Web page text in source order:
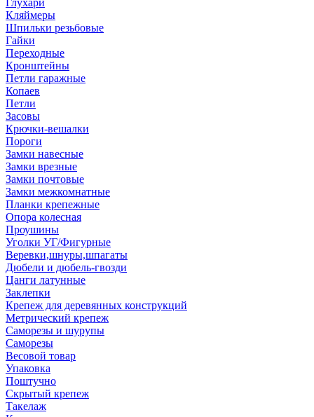
Глухари
Кляймеры
Шпильки резьбовые
Гайки
Переходные
Кронштейны
Петли гаражные
Копаев
Петли
Засовы
Крючки-вешалки
Пороги
Замки навесные
Замки врезные
Замки почтовые
Замки межкомнатные
Планки крепежные
Опора колесная
Проушины
Уголки УГ/Фигурные
Веревки,шнуры,шпагаты
Дюбели и дюбель-гвозди
Цанги латунные
Заклепки
Крепеж для деревянных конструкций
Метрический крепеж
Саморезы и шурупы
Саморезы
Весовой товар
Упаковка
Поштучно
Скрытый крепеж
Такелаж